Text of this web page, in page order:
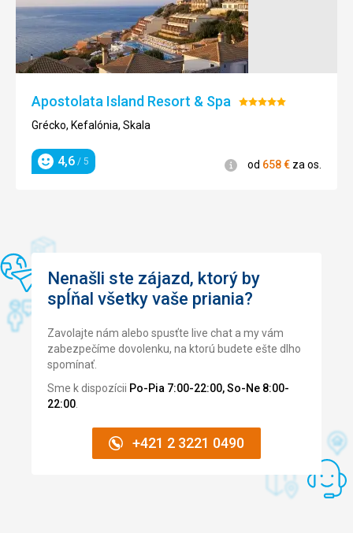
Apostolata Island Resort & Spa Hodnotenie:
Grécko, Kefalónia, Skala
Hodnotenie
4,6 / 5 Informácie
od 658€ za os.
Nenašli ste zájazd, ktorý by
spĺňal všetky vaše priania?
Zavolajte nám alebo spusťte live chat a my vám
zabezpečíme dovolenku, na ktorú budete ešte dlho
spomínať.
Sme k dispozícii Po-Pia 7:00-22:00, So-Ne 8:00-
22:00
+421 2 3221 0490